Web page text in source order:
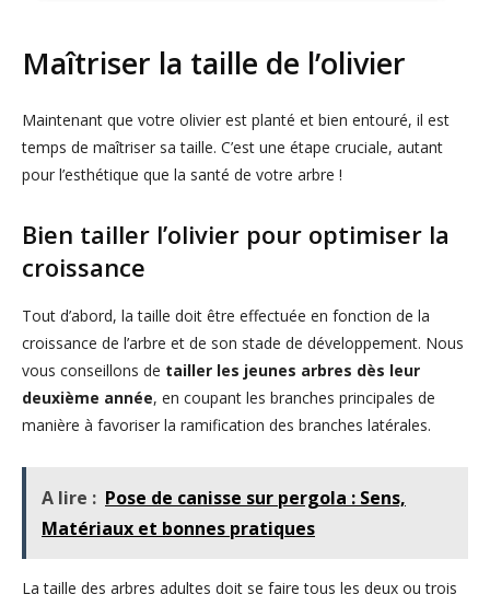
Maîtriser la taille de l’olivier
Maintenant que votre olivier est planté et bien entouré, il est
temps de maîtriser sa taille. C’est une étape cruciale, autant
pour l’esthétique que la santé de votre arbre !
Bien tailler l’olivier pour optimiser la
croissance
Tout d’abord, la taille doit être effectuée en fonction de la
croissance de l’arbre et de son stade de développement. Nous
vous conseillons de tailler les jeunes arbres dès leur
deuxième année, en coupant les branches principales de
manière à favoriser la ramification des branches latérales.
A lire : Pose de canisse sur pergola : Sens,
Matériaux et bonnes pratiques
La taille des arbres adultes doit se faire tous les deux ou trois